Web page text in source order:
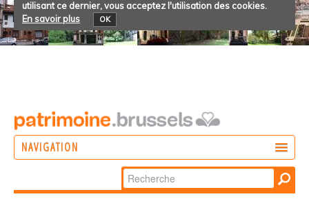
utilisant ce dernier, vous acceptez l'utilisation des cookies.
En savoir plus
OK
NAVIGATION
Chercher par
Recherche